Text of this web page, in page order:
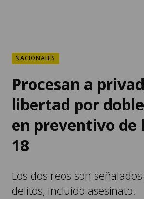
NACIONALES
Procesan a
libertad por
en preventivo de
18
Los dos reos son
delitos, incluido asesinato.